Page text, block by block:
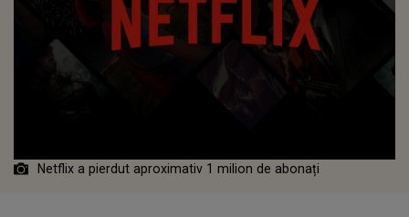
Netflix a pierdut aproximativ 1 milion de abonați